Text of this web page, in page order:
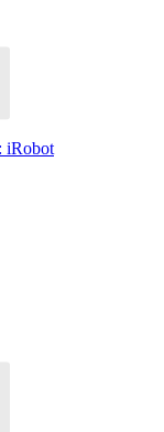
iRobot